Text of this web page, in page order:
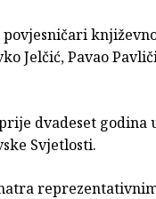
povjesničari
Jelčić, Pavao
dvadeset godina
Svjetlosti.